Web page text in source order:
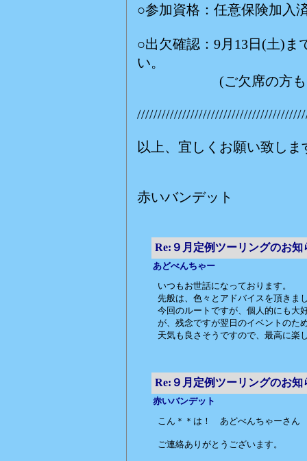
○参加資格：任意保険加入
○出欠確認：9月13日(土)ま
い。
(ご欠席の方もご連
以上、宜しくお願い致しま
赤いバンデット
Re:９月定例ツーリングのお知
あどべんちゃー
いつもお世話になっております。
先般は、色々とアドバイスを頂きま
今回のルートですが、個人的にも大
が、残念ですが翌日のイベントのた
天気も良さそうですので、最高に楽
Re:９月定例ツーリングのお知
赤いバンデット
こん＊＊は！ あどべんちゃーさん
ご連絡ありがとうございます。